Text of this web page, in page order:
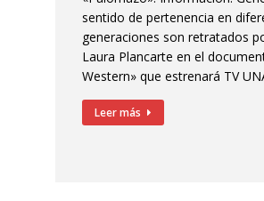
sentido de pertenencia en
generaciones son retratados
Laura Plancarte en el
Western» que estrenará TV
Leer más